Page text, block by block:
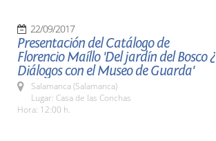
22/09/2017
Presentación del Catálogo de
Florencio Maíllo 'Del jardín del Bosco ¿
Diálogos con el Museo de Guarda'
Salamanca (Salamanca)
Lugar: Casa de las Conchas
Hora: 12:00 h.